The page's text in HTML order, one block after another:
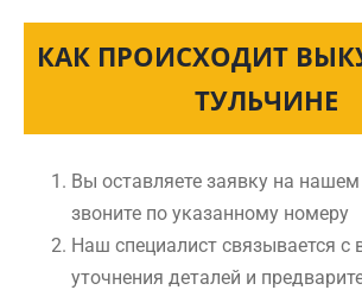
КАК ПРОИСХОДИТ
ТУЛЬЧИНЕ
Вы оставляете заявку на нашем
звоните по указанному номеру
Наш специалист связывается с
уточнения деталей и